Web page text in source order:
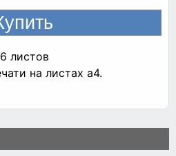
листов
на листах а4.